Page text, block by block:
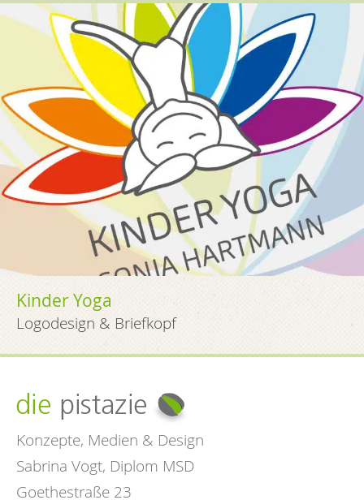
Kinder Yoga
Logodesign & Briefkopf
Konzepte, Medien & Design
Sabrina Vogt, Diplom MSD
Goethestraße 23